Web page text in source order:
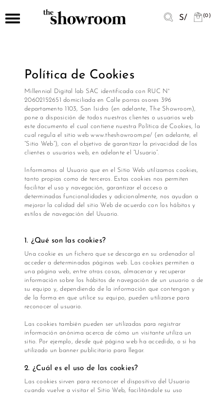
Toggle
S/ (0)
Nuevo
TEMPORADAS
ROPA
Bikinis
Buzos
Chompas
Conjuntos
Chalecos
Jeans
Bodies
Cafarenas
Faldas
Lencería
Pijamas
LENCERÍA
Y
Mujeres
Pijamas
Hombres
Calzones
Lenceria
Sostenes
Bikinis
BIKINIS
ZAPATOS
Plataformas
Sandalias
Accesorios
ACCESORIOS
Correas
Carteras
Bolsos
Marcas
MARCAS
Alma
Alma
Bianca
Winter
Alma
Morey
Alaia
Boguera
Dua
Blend
Nelblu
Ignatta
Gidress
Política de Cookies
Millennial Digital lab SAC identificada con RUC N°
20602152651 domiciliada en Calle porras osores 396
departamento 1103, San Isidro (en adelante, The Showroom),
pone a disposición de todos nuestros clientes o usuarios web
este documento el cual contiene nuestra Política de Cookies, la
cual regula el sitio web www.theshowroom.pe/ (en adelante, el
“Sitio Web”), con el objetivo de garantizar la privacidad de los
clientes o usuarios web, en adelante el “Usuario”.
Informamos al Usuario que en el Sitio Web utilizamos cookies,
tanto propias como de terceros. Estas cookies nos permiten
facilitar el uso y navegación, garantizar el acceso a
determinadas funcionalidades y adicionalmente, nos ayudan a
mejorar la calidad del sitio Web de acuerdo con los hábitos y
estilos de navegación del Usuario.
1. ¿Qué son las cookies?
Una cookie es un fichero que se descarga en su ordenador al
acceder a determinadas páginas web. Las cookies permiten a
una página web, entre otras cosas, almacenar y recuperar
información sobre los hábitos de navegación de un usuario o de
su equipo y, dependiendo de la información que contengan y
de la forma en que utilice su equipo, pueden utilizarse para
reconocer al usuario.
Las cookies también pueden ser utilizadas para registrar
información anónima acerca de cómo un visitante utiliza un
sitio. Por ejemplo, desde qué página web ha accedido, o si ha
utilizado un banner publicitario para llegar.
​2. ¿Cuál es el uso de las cookies?
Las cookies sirven para reconocer el dispositivo del Usuario
cuando vuelve a visitar el Sitio Web, facilitándole su uso